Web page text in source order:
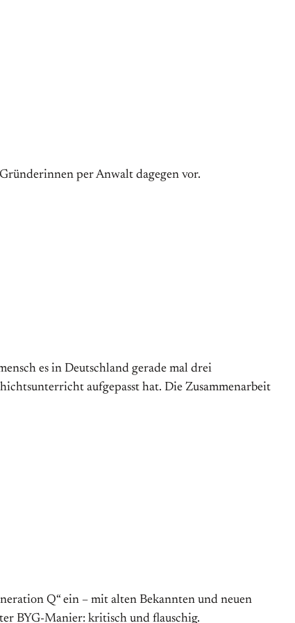
per Anwalt dagegen vor.
es in Deutschland gerade mal drei
aufgepasst hat. Die Zusammenarbeit
Q“ ein – mit alten Bekannten und neuen
BYG-Manier: kritisch und flauschig.